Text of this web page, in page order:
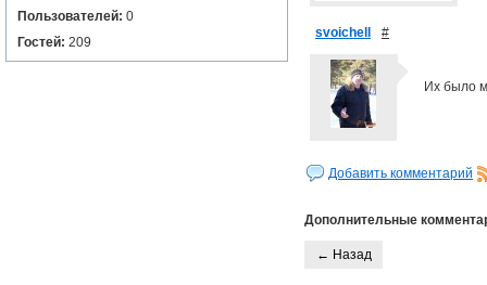
Пользователей: 0
Гостей: 209
svoichell #
Их было
Добавить комментарий
Дополнительные
← Назад